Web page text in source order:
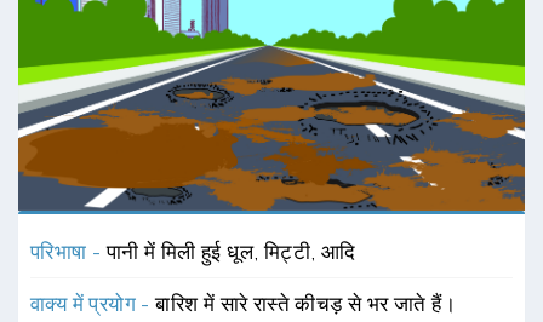
परिभाषा -पानी में मिली हुई धूल, मिट्टी, आदि
वाक्य में प्रयोग -बारिश में सारे रास्ते कीचड़ से भर जाते हैं।